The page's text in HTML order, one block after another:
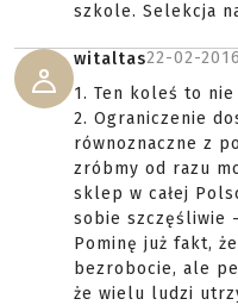
szkole. Selekcja
witaltas22-02-
1. Ten koleś to nie
2. Ograniczenie
równoznaczne z
zróbmy od razu
sklep w całej
sobie szczęśliwie
Pominę już fakt,
bezrobocie, ale
że wielu ludzi